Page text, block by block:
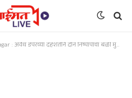
: अवैध डंपरच्या दहशतीने दोन निष्पापांचा बळी मुक्ताईनगर हादरले